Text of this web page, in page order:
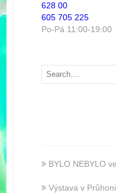
628 00
605 705 225
Po-Pá 11:00-19:00
BYLO NEBYLO
Výstava v